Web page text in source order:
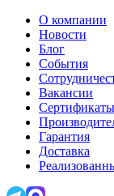
О компании
Новости
Блог
События
Вакансии
Сертификаты
Гарантия
Доставка